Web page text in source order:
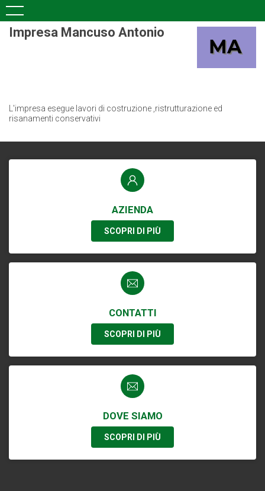
Impresa Mancuso Antonio
L'impresa esegue lavori di costruzione ,ristrutturazione ed
risanamenti conservativi
AZIENDA
SCOPRI DI PIÙ
CONTATTI
SCOPRI DI PIÙ
DOVE SIAMO
SCOPRI DI PIÙ